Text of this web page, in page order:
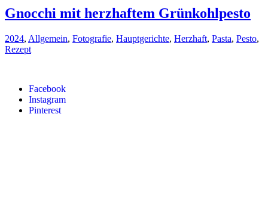
Facebook
Instagram
Pinterest
Gnocchi mit herzhaftem Grünkohlpesto
2024, Allgemein, Fotografie, Hauptgerichte, Herzhaft, Pasta, Pesto,
Rezept